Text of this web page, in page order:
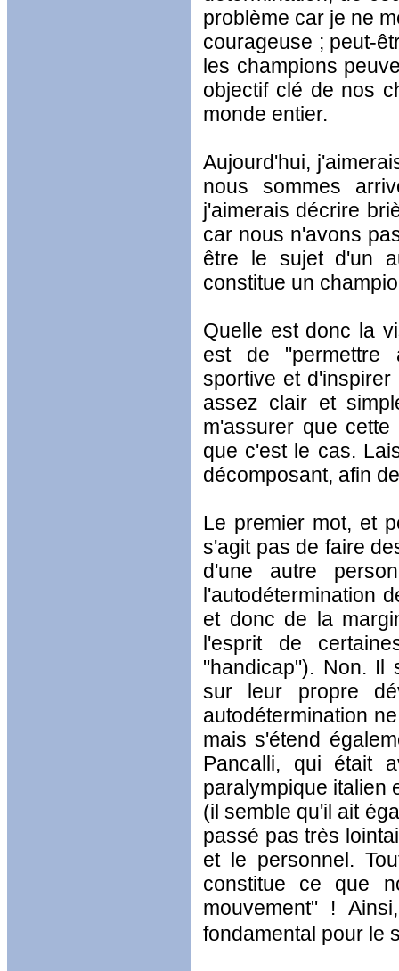
problème car je ne
courageuse ; peut-
les champions
objectif clé de nos
monde entier.
Aujourd'hui,
nous sommes
j'aimerais décrire
car nous n'avons
être le sujet d'un
constitue un
Quelle est donc la
est de "permettre
sportive et
assez clair et
m'assurer que
que c'est le cas.
décomposant, afin
Le premier mot, et
s'agit pas de faire
d'une autre
l'autodétermination
et donc de la
l'esprit de
"handicap"). Non. Il
sur leur propre
autodétermination
mais s'étend
Pancalli, qui était
paralympique italien
(il semble qu'il ait
passé pas très
et le personnel.
constitue ce que
mouvement" !
fondamental pour le